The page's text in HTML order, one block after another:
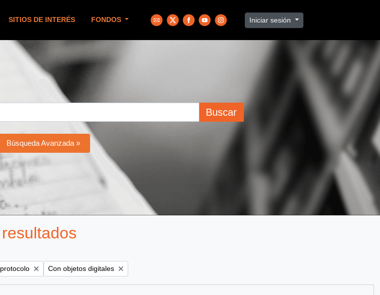
SITIOS DE INTERÉS FONDOS Iniciar sesión
Buscar
Búsqueda Avanzada »
Remove filter:
Con objetos digitales